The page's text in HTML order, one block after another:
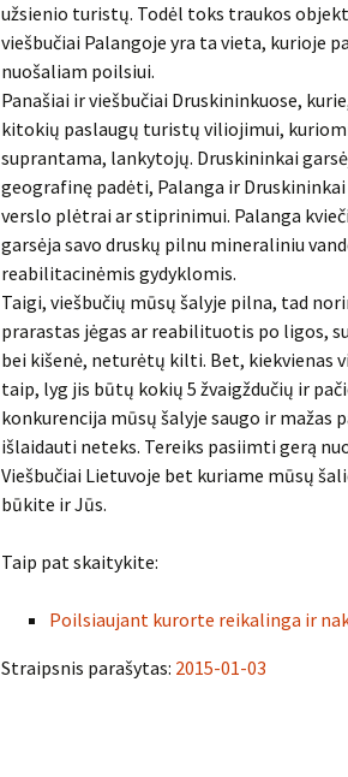
užsienio turistų. Todėl toks traukos
viešbučiai Palangoje yra ta vieta, kurioje
nuošaliam poilsiui.
Panašiai ir viešbučiai Druskininkuose,
kitokių paslaugų turistų viliojimui,
suprantama, lankytojų. Druskininkai
geografinę padėti, Palanga ir
verslo plėtrai ar stiprinimui. Palanga
garsėja savo druskų pilnu mineraliniu
reabilitacinėmis gydyklomis.
Taigi, viešbučių mūsų šalyje pilna, tad
prarastas jėgas ar reabilituotis po ligos,
bei kišenė, neturėtų kilti. Bet, kiekvienas
taip, lyg jis būtų kokių 5 žvaigždučių ir
konkurencija mūsų šalyje saugo ir
išlaidauti neteks. Tereiks pasiimti gerą
Viešbučiai Lietuvoje bet kuriame mūsų
būkite ir Jūs.
Taip pat skaitykite:
Poilsiaujant kurorte reikalinga ir
Straipsnis parašytas: 2015-01-03